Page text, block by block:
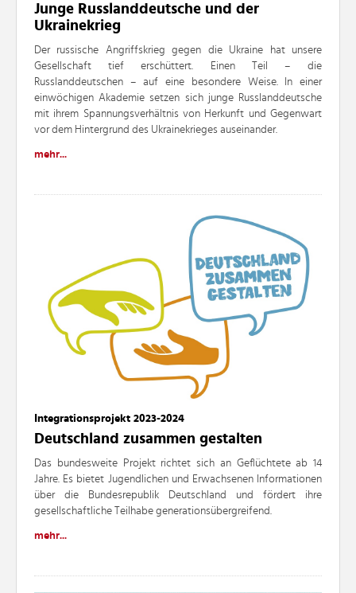
Junge Russlanddeutsche und der
Ukrainekrieg
Der russische Angriffskrieg gegen die Ukraine hat unsere
Gesellschaft tief erschüttert. Einen Teil – die
Russlanddeutschen – auf eine besondere Weise. In einer
einwöchigen Akademie setzen sich junge Russlanddeutsche
mit ihrem Spannungsverhältnis von Herkunft und Gegenwart
vor dem Hintergrund des Ukrainekrieges auseinander.
mehr...
Integrationsprojekt 2023-2024
Deutschland zusammen gestalten
Das bundesweite Projekt richtet sich an Geflüchtete ab 14
Jahre. Es bietet Jugendlichen und Erwachsenen Informationen
über die Bundesrepublik Deutschland und fördert ihre
gesellschaftliche Teilhabe generationsübergreifend.
mehr...